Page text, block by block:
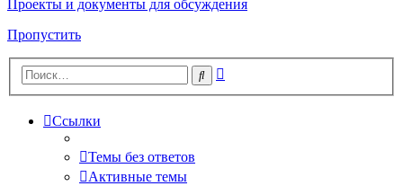
Проекты и документы для обсуждения
Пропустить
Поиск
Ссылки
Темы без ответов
Активные темы